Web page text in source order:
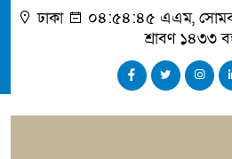
ঢাকা ০৪:৫৪:৪৫ এএম,
শ্রাবণ ১৪৩৩